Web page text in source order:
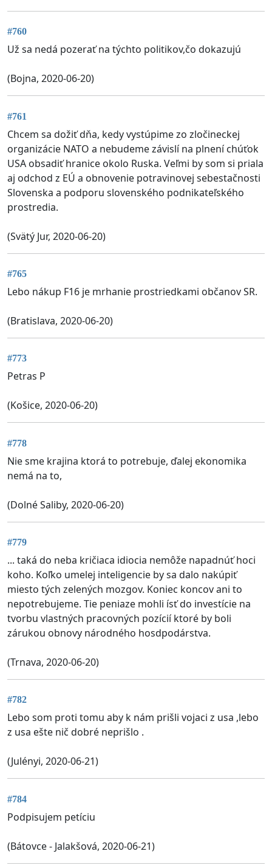
#760
Už sa nedá pozerať na týchto politikov,čo dokazujú
(Bojna, 2020-06-20)
#761
Chcem sa dožiť dňa, kedy vystúpime zo zločineckej
organizácie NATO a nebudeme závislí na plnení chúťok
USA obsadiť hranice okolo Ruska. Veľmi by som si priala
aj odchod z EÚ a obnovenie potravinovej sebestačnosti
Slovenska a podporu slovenského podnikateľského
prostredia.
(Svätý Jur, 2020-06-20)
#765
Lebo nákup F16 je mrhanie prostriedkami občanov SR.
(Bratislava, 2020-06-20)
#773
Petras P
(Košice, 2020-06-20)
#778
Nie sme krajina ktorá to potrebuje, ďalej ekonomika
nemá na to,
(Dolné Saliby, 2020-06-20)
#779
... taká do neba kričiaca idiocia nemôže napadnúť hoci
koho. Koľko umelej inteligencie by sa dalo nakúpiť
miesto tých zelených mozgov. Koniec koncov ani to
nepotrebujeme. Tie peniaze mohli ísť do investície na
tvorbu vlastných pracovných pozícií ktoré by boli
zárukou obnovy národného hosdpodárstva.
(Trnava, 2020-06-20)
#782
Lebo som proti tomu aby k nám prišli vojaci z usa ,lebo
z usa ešte nič dobré neprišlo .
(Julényi, 2020-06-21)
#784
Podpisujem petíciu
(Bátovce - Jalakšová, 2020-06-21)